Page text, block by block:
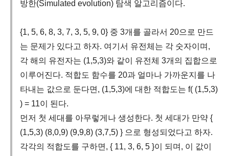
방한(Simulated evolution) 탐색 알고리즘이다.
{1, 5, 6, 8, 3, 7, 3, 5, 9, 0} 중 3개를 골라서 20으로 만드
는 문제가 있다고 하자. 여기서 유전체는 각 숫자이며,
각 해의 유전자는 (1,5,3)와 같이 유전체 3개의 집합으로
이루어진다. 적합도 함수를 20과 얼마나 가까운지를 나
타내는 값으로 둔다면, (1,5,3)에 대한 적합도는 f( (1,5,3)
) = 11이 된다.
먼저 첫 세대를 아무렇게나 생성한다. 첫 세대가 만약 {
(1,5,3) (8,0,9) (9,9,8) (3,7,5) } 으로 형성되었다고 하자.
각각의 적합도를 구하면, { 11, 3, 6, 5 }이 되며, 이 값이